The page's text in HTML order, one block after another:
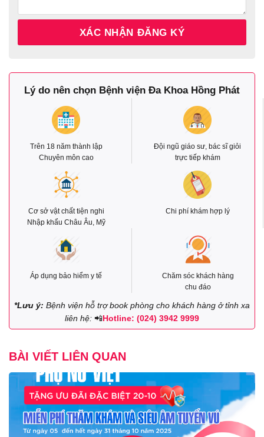
Lý do nên chọn Bệnh viện Đa Khoa Hồng Phát
Trên 18 năm thành lập
Chuyên môn cao
Đội ngũ giáo sư, bác sĩ giỏi
trực tiếp khám
Cơ sở vật chất tiện nghi
Nhập khẩu Châu Âu, Mỹ
Chi phí khám hợp lý
Áp dụng bảo hiểm y tế
Chăm sóc khách hàng
chu đáo
*Lưu ý: Bệnh viện hỗ trợ book phòng cho khách hàng ở tỉnh xa
liên hệ: 📲Hotline: (024) 3942 9999
BÀI VIẾT LIÊN QUAN